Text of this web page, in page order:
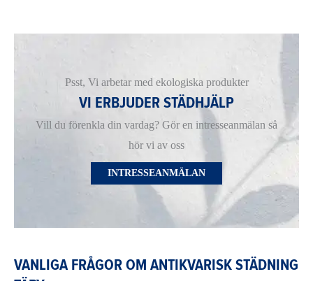
Psst, Vi arbetar med ekologiska produkter
VI ERBJUDER STÄDHJÄLP
Vill du förenkla din vardag? Gör en intresseanmälan så
hör vi av oss
INTRESSEANMÄLAN
VANLIGA FRÅGOR OM ANTIKVARISK STÄDNING